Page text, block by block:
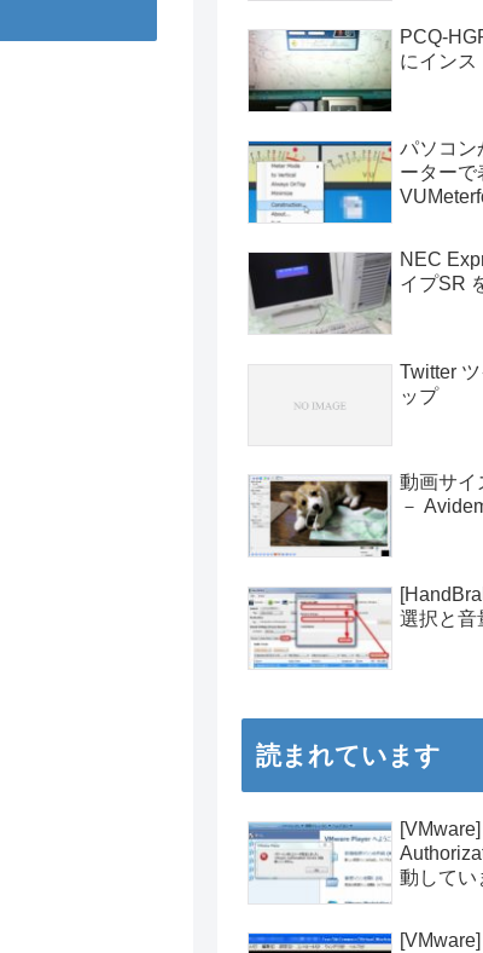
PCQ-
にインス
パソコン
ーターで
NEC
イプSR
Twitter
ップ
動画サイ
－
選択と音
読まれています
動してい